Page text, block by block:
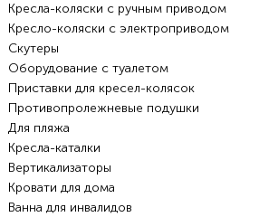
Кресла-коляски с ручным приводом
Кресло-коляски с электроприводом
Скутеры
Оборудование с туалетом
Приставки для кресел-колясок
Противопролежневые подушки
Для пляжа
Кресла-каталки
Вертикализаторы
Кровати для дома
Ванна для инвалидов